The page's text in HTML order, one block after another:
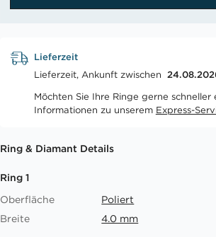
Lieferzeit
Lieferzeit, Ankunft zwischen
Möchten Sie Ihre Ringe gerne
Informationen zu unserem Express-
Ring & Diamant Details
Ring 1
Oberfläche
Poliert
Breite
4.0 mm